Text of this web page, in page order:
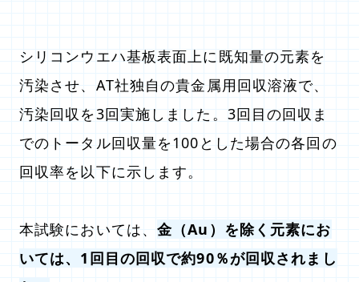
シリコンウエハ基板表面上に既知量の元素を
汚染させ、AT社独自の貴金属用回収溶液で、
汚染回収を3回実施しました。3回目の回収ま
でのトータル回収量を100とした場合の各回の
回収率を以下に示します。
本試験においては、金（Au）を除く元素にお
いては、1回目の回収で約90％が回収されまし